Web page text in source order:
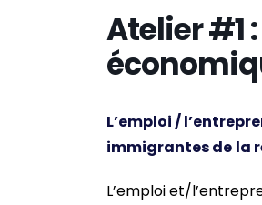
Atelier #1
L’emploi /
immigrantes de la
L’emploi et/